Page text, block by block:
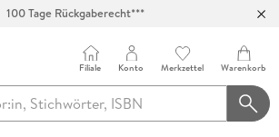
100 Tage Rückgaberecht***
Filiale Konto Merkzettel Warenkorb